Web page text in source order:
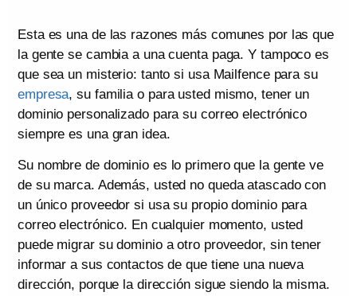
Esta es una de las razones más comunes por las que
la gente se cambia a una cuenta paga. Y tampoco es
que sea un misterio: tanto si usa Mailfence para su
empresa, su familia o para usted mismo, tener un
dominio personalizado para su correo electrónico
siempre es una gran idea.
Su nombre de dominio es lo primero que la gente ve
de su marca. Además, usted no queda atascado con
un único proveedor si usa su propio dominio para
correo electrónico. En cualquier momento, usted
puede migrar su dominio a otro proveedor, sin tener
informar a sus contactos de que tiene una nueva
dirección, porque la dirección sigue siendo la misma.